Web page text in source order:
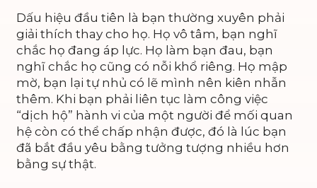
Dấu hiệu đầu tiên là bạn thường xuyên phải
giải thích thay cho họ. Họ vô tâm, bạn nghĩ
chắc họ đang áp lực. Họ làm bạn đau, bạn
nghĩ chắc họ cũng có nỗi khổ riêng. Họ mập
mờ, bạn lại tự nhủ có lẽ mình nên kiên nhẫn
thêm. Khi bạn phải liên tục làm công việc
“dịch hộ” hành vi của một người để mối quan
hệ còn có thể chấp nhận được, đó là lúc bạn
đã bắt đầu yêu bằng tưởng tượng nhiều hơn
bằng sự thật.